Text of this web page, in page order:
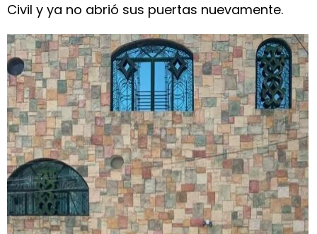
Civil y ya no abrió sus puertas nuevamente.